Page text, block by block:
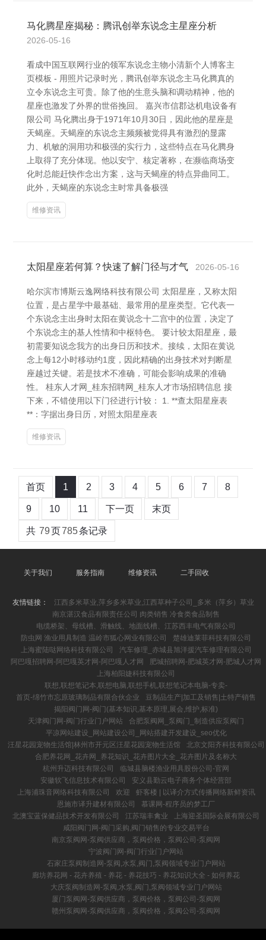
马化腾星座揭秘：腾讯创举东说念主星座分析
2026-05-16
看成中国互联网行业的领军东说念主物小清新个人博客主
页模板 - 用照片记录时光，腾讯创举东说念主马化腾真的
立令东说念主可贵。除了他的生意头脑和调动精神，他的
星座也激发了外界的世俗挽回。 嘉兴市信郡达机电设备有
限公司 马化腾出身于1971年10月30日，因此他的星座是
天蝎座。天蝎座的东说念主频频被觉得具有激烈的显露
力、机敏的洞用功和极强的实行力，这些特点在马化腾身
上取得了充分体现。他以安宁、核定著称，在濒临商场变
化时总能赶快作念出方案，这与天蝎座的特点异曲同工。
此外，天蝎座的东说念主时常具备极强
维修资讯
太阳星座若何算？快速了解门径与才气 2026-05-16
哈尔滨市博斯云逸网络科技有限公司 太阳星座，又称太阳
位置，是占星学中最基础、最常用的星座类型。它代表一
个东说念主出身时太阳在黄说念十二宫中的位置，决定了
个东说念主的基人性情和中枢特色。 要计较太阳星座，最
初需要知说念我方的出身日历和技术。接续，太阳在黄说
念上每12小时移动约1度，因此精确的出身技术对判断星
座越过关键。若是技术不准确，可能会影响成果的准确
性。 桂东人才网_桂东招聘网_桂东人才市场招聘信息 接
下来，不错使用以下门径进行计较： 1. **查太阳星座表
**：字据出身日历，对照太阳星座表
维修资讯
首页 1 2 3 4 5 6 7 8
9 10 11 下一页 末页
共 79页785条记录
关于我们 服务指南 维修资讯 二手回收
友情链接：
江西多米草业,萍乡多米草业,江西草种子公司_多米（萍乡）草业
南京湛汉食品有限责任公司 肉类销售 冷食类食品制售
电缆桥架、母线槽、滑触线、地面线槽、江苏西丰电气有限公司
防虫网 渔业用具制造 温岭市狐心网业有限公司
楚雄迪莱菲科技有限公司
上海蜜陆哒网络科技有限公司
汽车修理_赤城县旭洋援汽车修理有限公司
阿巴嘎招聘网-阿巴嘎英才网-阿巴嘎人才网
肥城招聘网-肥城英才网-肥城人才网
上海柏阳婕科技有限公司
联想,联想笔记本,联想电脑,联想手机,联想笔记本电脑-专卖-
首页-绵竹市忘原玻璃制品有限合伙企业
豆制品生产|加工及销售|土特产销售
揭阳阀门网-阀门(基本知识,基本原理,展会,维护,标准)
天津阀门网-阀门行业门户网站
合肥泵阀网_泵阀门_制造供应泵阀门
平凉网站建设_网站建设公司_网站搭建开发建设_seo优化
汪星花园宠物生活馆|林州市开元区汪星花园宠物生活馆
北京文阳齐科技有限公司
合肥养花网_花卉网_养花知识_花卉图片大全_花卉图片及名称大
杭州升迈科技有限公司
临城县脑楼渔业用具股份公司-官网
安徽软飞信息技术有限公司
安义县勤云电子商务个体经营部
上海浦珠音网络科技有限公司
欢迎
虾客楼 | 以译介方式传播网络新鲜资讯
恩施市译升建材有限公司
慕课网-程序员的梦工厂
北澳宝蓝保健品技术开发有限公司
江苏瑞丰禽业
上海迎圣国际会展有限公司
咸阳阀门网-阀门采购,阀门销售的专业交易平台
南京泵阀网-泵阀供应商，泵阀价格，泵阀公司-泵阀网
宁波阀门网-阀门行业门户网站
石家庄泵阀制造网-泵阀,水泵,阀门,泵阀领域专业门户网站
廊坊养花网 - 花卉养殖 - 养花 - 养花技巧 - 养花知识大全 - 如何养花
大庆泵阀制造网-泵阀,水泵,阀门,泵阀领域专业门户网站
厦门泵阀网-泵阀供应商，泵阀价格，泵阀公司-泵阀网
赣州泵阀网-泵阀供应商，泵阀价格，泵阀公司-泵阀网